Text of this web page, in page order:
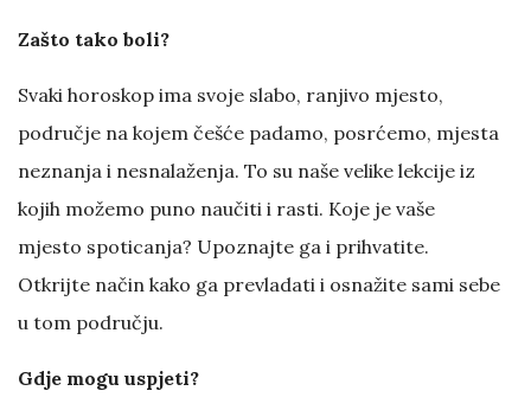
Zašto tako boli?
Svaki horoskop ima svoje slabo, ranjivo mjesto,
područje na kojem češće padamo, posrćemo, mjesta
neznanja i nesnalaženja. To su naše velike lekcije iz
kojih možemo puno naučiti i rasti. Koje je vaše
mjesto spoticanja? Upoznajte ga i prihvatite.
Otkrijte način kako ga prevladati i osnažite sami sebe
u tom području.
Gdje mogu uspjeti?